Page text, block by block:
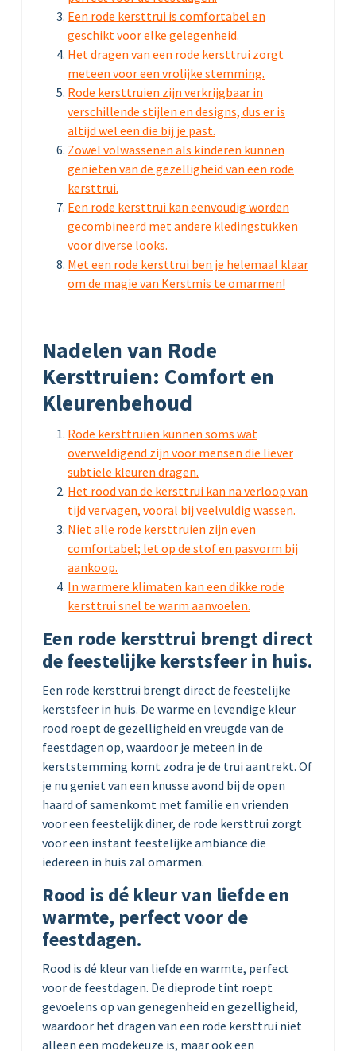
Een rode kersttrui is comfortabel en
geschikt voor elke gelegenheid.
Het dragen van een rode kersttrui zorgt
meteen voor een vrolijke stemming.
Rode kersttruien zijn verkrijgbaar in
verschillende stijlen en designs, dus er is
altijd wel een die bij je past.
Zowel volwassenen als kinderen kunnen
genieten van de gezelligheid van een rode
kersttrui.
Een rode kersttrui kan eenvoudig worden
gecombineerd met andere kledingstukken
voor diverse looks.
Met een rode kersttrui ben je helemaal klaar
om de magie van Kerstmis te omarmen!
Nadelen van Rode
Kersttruien: Comfort en
Kleurenbehoud
Rode kersttruien kunnen soms wat
overweldigend zijn voor mensen die liever
subtiele kleuren dragen.
Het rood van de kersttrui kan na verloop van
tijd vervagen, vooral bij veelvuldig wassen.
Niet alle rode kersttruien zijn even
comfortabel; let op de stof en pasvorm bij
aankoop.
In warmere klimaten kan een dikke rode
kersttrui snel te warm aanvoelen.
Een rode kersttrui brengt direct
de feestelijke kerstsfeer in huis.
Een rode kersttrui brengt direct de feestelijke
kerstsfeer in huis. De warme en levendige kleur
rood roept de gezelligheid en vreugde van de
feestdagen op, waardoor je meteen in de
kerststemming komt zodra je de trui aantrekt. Of
je nu geniet van een knusse avond bij de open
haard of samenkomt met familie en vrienden
voor een feestelijk diner, de rode kersttrui zorgt
voor een instant feestelijke ambiance die
iedereen in huis zal omarmen.
Rood is dé kleur van liefde en
warmte, perfect voor de
feestdagen.
Rood is dé kleur van liefde en warmte, perfect
voor de feestdagen. De dieprode tint roept
gevoelens op van genegenheid en gezelligheid,
waardoor het dragen van een rode kersttrui niet
alleen een modekeuze is, maar ook een